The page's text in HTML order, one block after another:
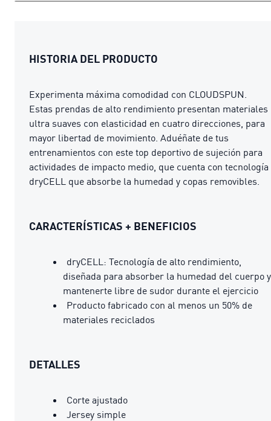
HISTORIA DEL PRODUCTO
Experimenta máxima comodidad con CLOUDSPUN.
Estas prendas de alto rendimiento presentan materiales
ultra suaves con elasticidad en cuatro direcciones, para
mayor libertad de movimiento. Aduéñate de tus
entrenamientos con este top deportivo de sujeción para
actividades de impacto medio, que cuenta con tecnología
dryCELL que absorbe la humedad y copas removibles.
CARACTERÍSTICAS + BENEFICIOS
dryCELL: Tecnología de alto rendimiento,
diseñada para absorber la humedad del cuerpo y
mantenerte libre de sudor durante el ejercicio
Producto fabricado con al menos un 50% de
materiales reciclados
DETALLES
Corte ajustado
Jersey simple